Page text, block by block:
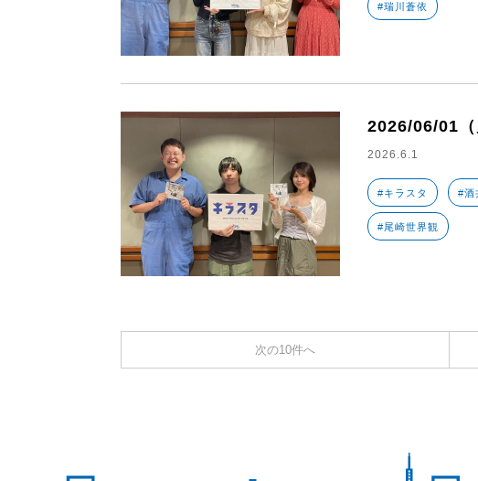
#瑞川蒼依
2026/06/01（
2026.6.1
#キラスタ #酒
#尾崎世界観
次の10件へ